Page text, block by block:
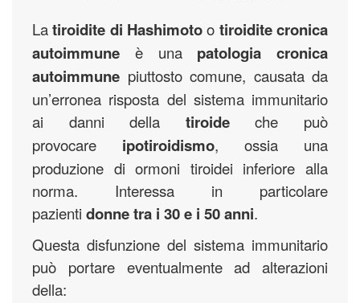
Latiroidite di Hashimotoo tiroidite cronica
autoimmune è una patologia cronica
autoimmune piuttosto comune, causata da
un’erronea risposta del sistema immunitario
ai danni della tiroideche può
provocare ipotiroidismo, ossia una
produzione di ormoni tiroidei inferiore alla
norma. Interessa in particolare
pazienti donnetra i 30 e i 50 anni.
Questa disfunzione del sistema immunitario
può portare eventualmente ad alterazioni
della: